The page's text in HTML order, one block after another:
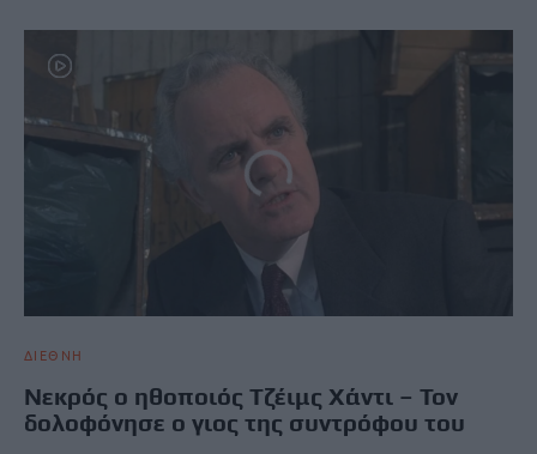
ΔΙΕΘΝΗ
Νεκρός ο ηθοποιός Τζέιμς Χάντι – Τον
δολοφόνησε ο γιος της συντρόφου του